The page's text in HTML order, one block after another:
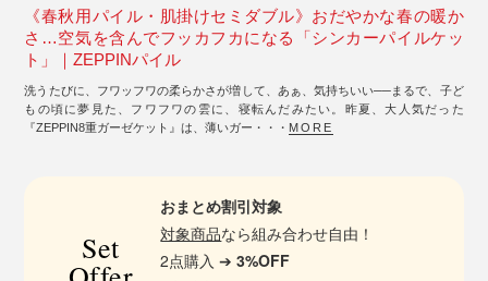
《春秋用パイル・肌掛けセミダブル》おだやかな春の暖か
さ…空気を含んでフッカフカになる「シンカーパイルケッ
ト」｜ZEPPINパイル
洗うたびに、フワッフワの柔らかさが増して、あぁ、気持ちいい──まるで、子ど
もの頃に夢見た、フワフワの雲に、寝転んだみたい。昨夏、大人気だった
『ZEPPIN8重ガーゼケット』は、薄いガー・・・ MORE
Set
おまとめ割引対象
対象商品なら組み合わせ自由！
2点購入 ➔3%OFF